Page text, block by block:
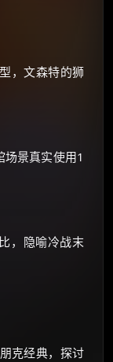
，文森特的狮
景真实使用1
，隐喻冷战末
克经典，探讨